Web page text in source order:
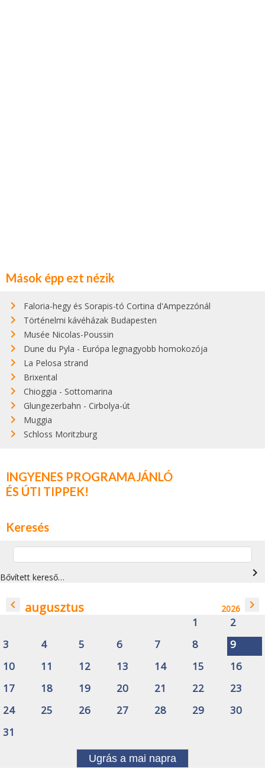
Mások épp ezt nézik
Faloria-hegy és Sorapis-tó Cortina d'Ampezzónál
Történelmi kávéházak Budapesten
Musée Nicolas-Poussin
Dune du Pyla - Európa legnagyobb homokozója
La Pelosa strand
Brixental
Chioggia - Sottomarina
Glungezerbahn - Cirbolya-út
Muggia
Schloss Moritzburg
INGYENES PROGRAMAJÁNLÓ
ÉS ÚTI TIPPEK!
Keresés
Bővített kereső… navigate_next
navigate_before augusztus 2026 navigate_next
1
2
3
4 5 6 7 8
9
10
11 12 13 14 15
16
17
18 19 20 21 22
23
24
25 26 27 28 29
30
31
Ugrás a mai napra